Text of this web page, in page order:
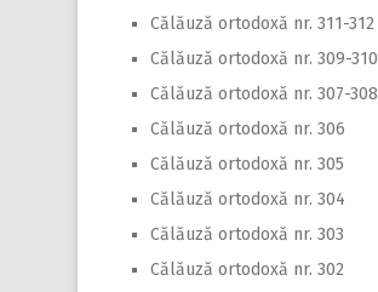
Călăuză ortodoxă nr. 311-312
Călăuză ortodoxă nr. 309-310
Călăuză ortodoxă nr. 307-308
Călăuză ortodoxă nr. 306
Călăuză ortodoxă nr. 305
Călăuză ortodoxă nr. 304
Călăuză ortodoxă nr. 303
Călăuză ortodoxă nr. 302